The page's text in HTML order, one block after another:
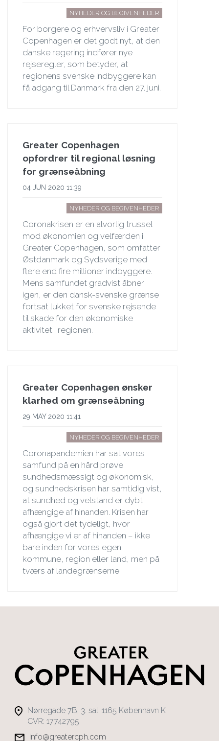
NYHEDER OG BEGIVENHEDER
For borgere og erhvervsliv i Greater
Copenhagen er det godt nyt, at den
danske regering indfører nye
rejseregler, som betyder, at
regionens svenske indbyggere kan
få adgang til Danmark fra den 27. juni.
Greater Copenhagen
opfordrer til regional løsning
for grænseåbning
04 JUN 2020 11:39
NYHEDER OG BEGIVENHEDER
Coronakrisen er en alvorlig trussel
mod økonomien og velfærden i
Greater Copenhagen, som omfatter
Østdanmark og Sydsverige med
flere end fire millioner indbyggere.
Mens samfundet gradvist åbner
igen, er den dansk-svenske grænse
fortsat lukket for svenske rejsende
til skade for den økonomiske
aktivitet i regionen.
Greater Copenhagen ønsker
klarhed om grænseåbning
29 MAY 2020 11:41
NYHEDER OG BEGIVENHEDER
Coronapandemien har sat vores
samfund på en hård prøve
sundhedsmæssigt og økonomisk,
og sundhedskrisen har samtidig vist,
at sundhed og velstand er dybt
afhængige af hinanden. Krisen har
også gjort det tydeligt, hvor
afhængige vi er af hinanden – ikke
bare inden for vores egen
kommune, region eller land, men på
tværs af landegrænserne.
Nørregade 7B, 3. sal, 1165 København K
CVR: 17742795
info@greatercph.com